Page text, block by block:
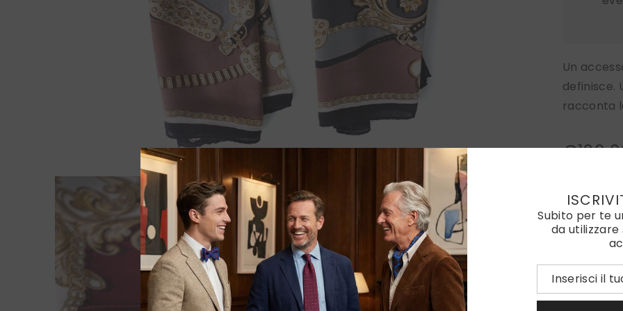
Un
definisce.
racconta
Totale
Quantità:
Diminuire
la
quantità
Subito per te
da utilizzare